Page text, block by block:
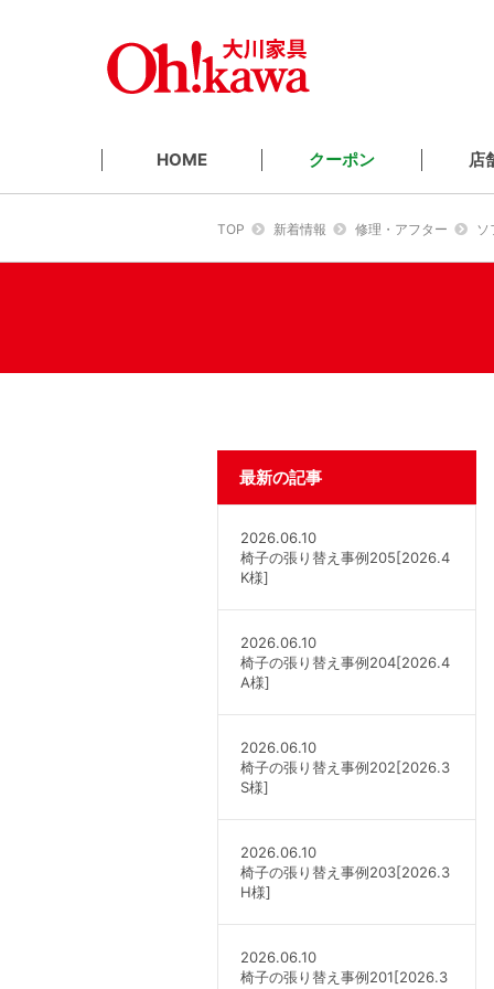
HOME クーポン 店
TOP 新着情報 修理・アフター ソ
最新の記事
2026.06.10
椅子の張り替え事例205[2026.4
K様]
2026.06.10
椅子の張り替え事例204[2026.4
A様]
2026.06.10
椅子の張り替え事例202[2026.3
S様]
2026.06.10
椅子の張り替え事例203[2026.3
H様]
2026.06.10
椅子の張り替え事例201[2026.3